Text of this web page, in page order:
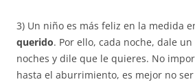
3) Un niño es más feliz en la medida
querido. Por ello, cada noche, dale
noches y dile que le quieres. No
hasta el aburrimiento, es mejor no